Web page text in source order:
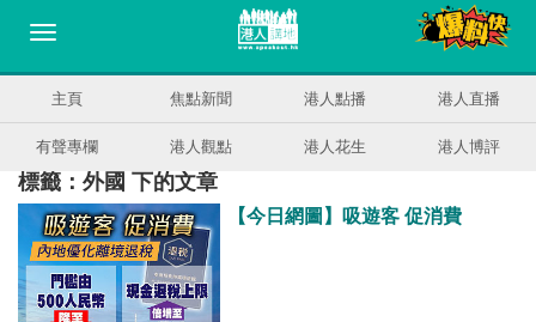
主頁 焦點新聞 港人點播 港人直播
有聲專欄 港人觀點 港人花生 港人博評
標籤：外國 下的文章
【今日網圖】吸遊客 促消費